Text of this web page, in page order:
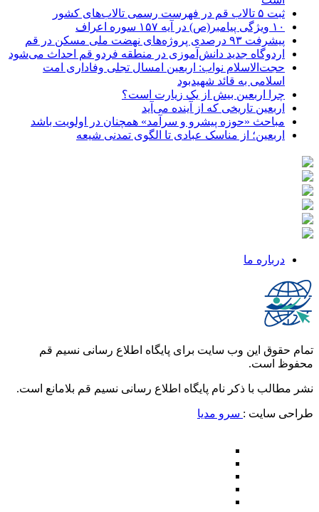
ثبت ۵ تالاب قم در فهرست رسمی تالاب‌های کشور
۱۰ ویژگی پیامبر(ص) در آیه ۱۵۷ سوره اعراف
پیشرفت ۹۳ درصدی پروژه‌های نهضت ملی مسکن در قم
اردوگاه جدید دانش‌آموزی در منطقه فردو قم احداث می‌شود
حجت‌الاسلام نواب: اربعین امسال تجلی وفاداری امت
اسلامی به قائد شهیدبود
چرا اربعین بیش از یک زیارت است؟
اربعین تاریخی که از آینده می‌آید
مباحث «حوزه پیشرو و سرآمد» همچنان در اولویت باشد
اربعین؛ از مناسک عبادی تا الگوی تمدنی شیعه
درباره ما
تمام حقوق این وب سایت برای پایگاه اطلاع رسانی نسیم قم
محفوظ است.
نشر مطالب با ذکر نام پایگاه اطلاع رسانی نسیم قم بلامانع است.
طراحی سایت : سرو مدیا